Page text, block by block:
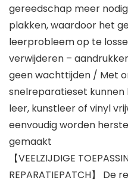
gereedschap meer
plakken, waardoor het
leerprobleem op te
verwijderen –
geen wachttijden / Met
snelreparatieset kunnen
leer, kunstleer of vinyl
eenvoudig worden
gemaakt
【VEELZIJDIGE
REPARATIEPATCH】